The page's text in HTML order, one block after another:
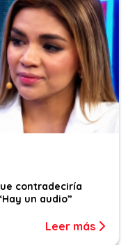
contradeciría
un audio”
Leer más